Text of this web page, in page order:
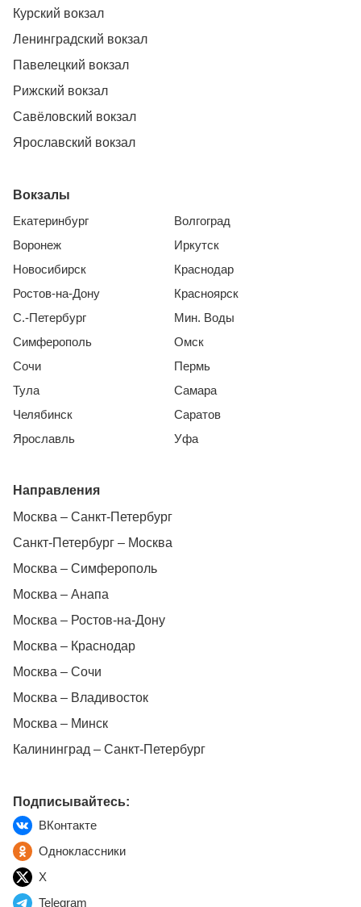
Курский вокзал
Ленинградский вокзал
Павелецкий вокзал
Рижский вокзал
Савёловский вокзал
Ярославский вокзал
Вокзалы
Екатеринбург
Воронеж
Новосибирск
Ростов-на-Дону
С.-Петербург
Симферополь
Сочи
Тула
Челябинск
Ярославль
Волгоград
Иркутск
Краснодар
Красноярск
Мин. Воды
Омск
Пермь
Самара
Саратов
Уфа
Направления
Москва – Санкт-Петербург
Санкт-Петербург – Москва
Москва – Симферополь
Москва – Анапа
Москва – Ростов-на-Дону
Москва – Краснодар
Москва – Сочи
Москва – Владивосток
Москва – Минск
Калининград – Санкт-Петербург
Подписывайтесь:
ВКонтакте
Одноклассники
X
Telegram